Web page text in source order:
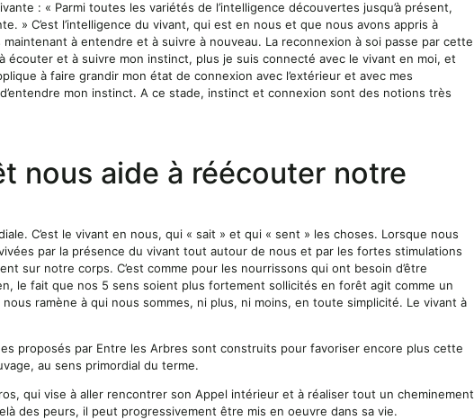
: « Parmi toutes les variétés de l’intelligence découvertes jusqu’à présent,
» C’est l’intelligence du vivant, qui est en nous et que nous avons appris à
à entendre et à suivre à nouveau. La reconnexion à soi passe par cette
à écouter et à suivre mon instinct, plus je suis connecté avec le vivant en moi, et
à faire grandir mon état de connexion avec l’extérieur et avec mes
mon instinct. A ce stade, instinct et connexion sont des notions très
nous aide à réécouter notre
C’est le vivant en nous, qui « sait » et qui « sent » les choses. Lorsque nous
par la présence du vivant tout autour de nous et par les fortes stimulations
sur notre corps. C’est comme pour les nourrissons qui ont besoin d’être
le fait que nos 5 sens soient plus fortement sollicités en forêt agit comme un
ramène à qui nous sommes, ni plus, ni moins, en toute simplicité. Le vivant à
proposés par Entre les Arbres sont construits pour favoriser encore plus cette
au sens primordial du terme.
qui vise à aller rencontrer son Appel intérieur et à réaliser tout un cheminement
des peurs, il peut progressivement être mis en oeuvre dans sa vie.